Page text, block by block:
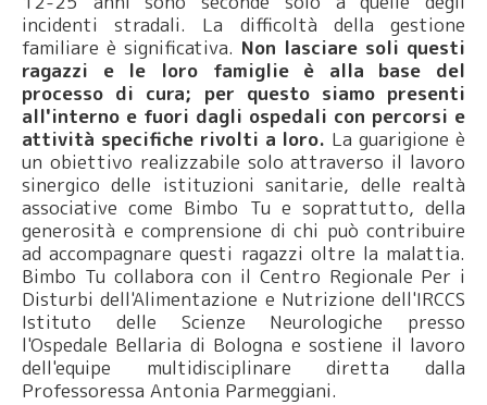
incidenti stradali. La difficoltà della gestione
familiare è significativa. Non lasciare soli questi
ragazzi e le loro famiglie è alla base del
processo di cura; per questo siamo presenti
all'interno e fuori dagli ospedali con percorsi e
attività specifiche rivolti a loro. La guarigione è
un obiettivo realizzabile solo attraverso il lavoro
sinergico delle istituzioni sanitarie, delle realtà
associative come Bimbo Tu e soprattutto, della
generosità e comprensione di chi può contribuire
ad accompagnare questi ragazzi oltre la malattia.
Bimbo Tu collabora con il Centro Regionale Per i
Disturbi dell'Alimentazione e Nutrizione dell'IRCCS
Istituto delle Scienze Neurologiche presso
l'Ospedale Bellaria di Bologna e sostiene il lavoro
dell'equipe multidisciplinare diretta dalla
Professoressa Antonia Parmeggiani.